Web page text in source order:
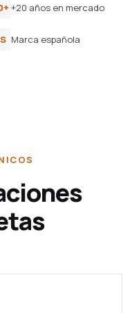
+20 años en mercado
Marca española